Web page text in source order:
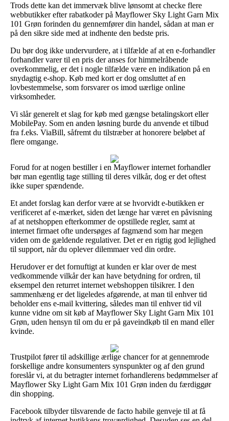
Trods dette kan det immervæk blive lønsomt at checke flere
webbutikker efter rabatkoder på Mayflower Sky Light Garn Mix
101 Grøn forinden du gennemfører din handel, sådan at man er
på den sikre side med at indhente den bedste pris.
Du bør dog ikke undervurdere, at i tilfælde af at en e-forhandler
forhandler varer til en pris der anses for himmelråbende
overkommelig, er det i nogle tilfælde være en indikation på en
snydagtig e-shop. Køb med kort er dog omsluttet af en
lovbestemmelse, som forsvarer os imod uærlige online
virksomheder.
Vi slår generelt et slag for køb med gængse betalingskort eller
MobilePay. Som en anden løsning burde du anvende et tilbud
fra f.eks. ViaBill, såfremt du tilstræber at honorere beløbet af
flere omgange.
Forud for at nogen bestiller i en Mayflower internet forhandler
bør man egentlig tage stilling til deres vilkår, dog er det oftest
ikke super spændende.
Et andet forslag kan derfor være at se hvorvidt e-butikken er
verificeret af e-mærket, siden det længe har været en påvisning
af at netshoppen efterkommer de opstillede regler, samt at
internet firmaet ofte undersøges af fagmænd som har megen
viden om de gældende regulativer. Det er en rigtig god lejlighed
til support, når du oplever dilemmaer ved din ordre.
Herudover er det fornuftigt at kunden er klar over de mest
vedkommende vilkår der kan have betydning for ordren, til
eksempel den returret internet webshoppen tilsikrer. I den
sammenhæng er det ligeledes afgørende, at man til enhver tid
beholder ens e-mail kvittering, således man til enhver tid vil
kunne vidne om sit køb af Mayflower Sky Light Garn Mix 101
Grøn, uden hensyn til om du er på gaveindkøb til en mand eller
kvinde.
Trustpilot fører til adskillige ærlige chancer for at gennemrode
forskellige andre konsumenters synspunkter og af den grund
foreslår vi, at du betragter internet forhandlerens bedømmelser af
Mayflower Sky Light Garn Mix 101 Grøn inden du færdiggør
din shopping.
Facebook tilbyder tilsvarende de facto habile genveje til at få